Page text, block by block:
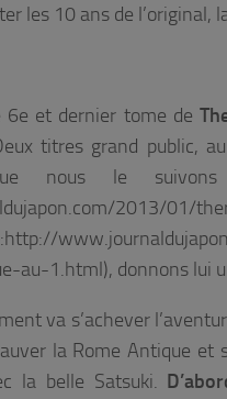
les 10 ans de l’original,
et dernier tome de
titres grand public,
nous le
2013/01/
au-1.html), donnons lui
va s’achever
la Rome Antique et
la belle Satsuki.